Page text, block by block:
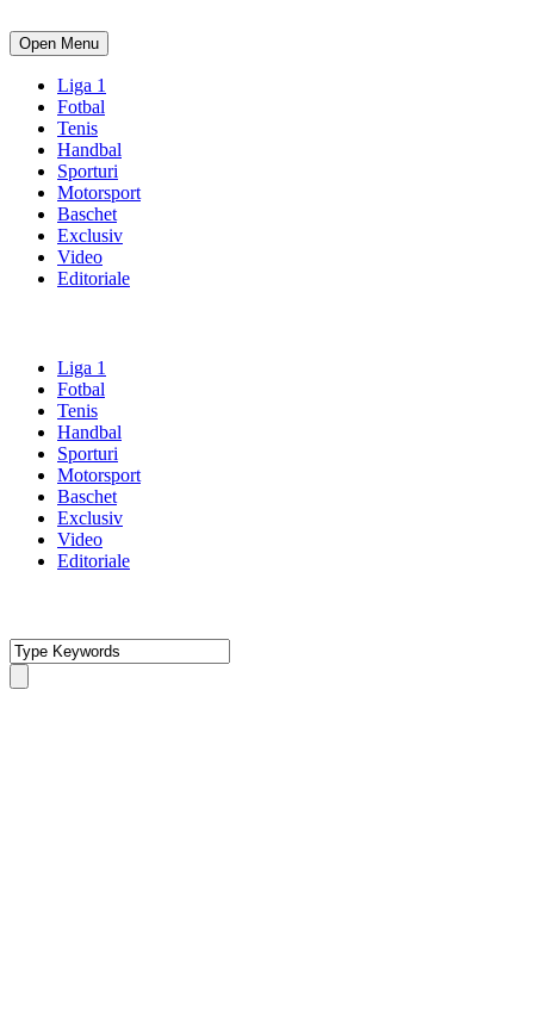
Open Menu
Liga 1
Fotbal
Tenis
Handbal
Sporturi
Motorsport
Baschet
Exclusiv
Video
Editoriale
Liga 1
Fotbal
Tenis
Handbal
Sporturi
Motorsport
Baschet
Exclusiv
Video
Editoriale